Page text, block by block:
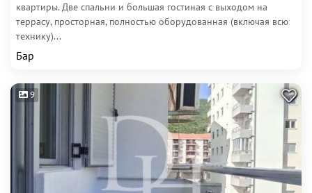
квартиры. Две спальни и большая гостиная с выходом на
террасу, просторная, полностью оборудованная (включая всю
технику)...
Бар
9